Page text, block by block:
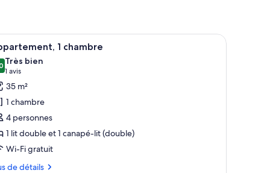
Gaulle)et des armoires en bois.
une vue sur la ville depuis un balcon et un mur orné d’une carte et de
:
Un salon moderne avec un canapé gris, une
8 1 chambre
sur 10
Très bien
1 avis
(1 avis)
35 m²
1 chambre
4 personnes
1 lit double et 1 canapé-lit (double)
Wi-Fi gratuit
de détails